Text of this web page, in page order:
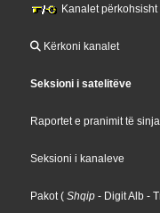
Kanalet
Kërkoni kanalet
Seksioni i satelitëve
Raportet e pranimit të
Seksioni i kanaleve
Pakot( Shqip - Digit Alb -